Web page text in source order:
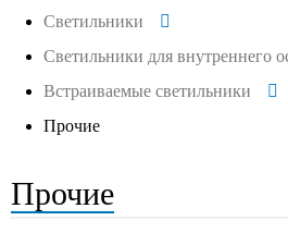
Светильники
Светильники для внутреннего
Встраиваемые светильники
Прочие
Прочие